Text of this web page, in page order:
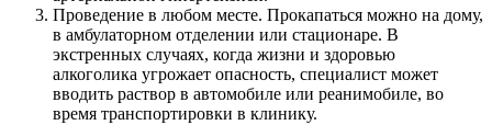
Проведение в любом месте. Прокапаться можно на дому,
в амбулаторном отделении или стационаре. В
экстренных случаях, когда жизни и здоровью
алкоголика угрожает опасность, специалист может
вводить раствор в автомобиле или реанимобиле, во
время транспортировки в клинику.